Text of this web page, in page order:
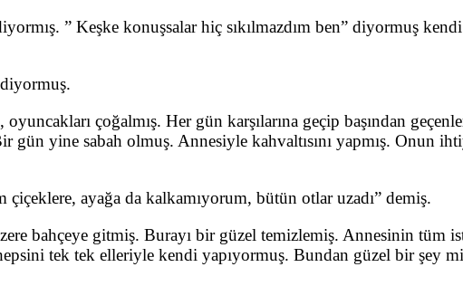
” Keşke konuşsalar hiç sıkılmazdım ben” diyormuş
çoğalmış. Her gün karşılarına geçip başından
yine sabah olmuş. Annesiyle kahvaltısını yapmış. Onun
ayağa da kalkamıyorum, bütün otlar uzadı” demiş.
bahçeye gitmiş. Burayı bir güzel temizlemiş. Annesinin tüm
tek tek elleriyle kendi yapıyormuş. Bundan güzel bir şey